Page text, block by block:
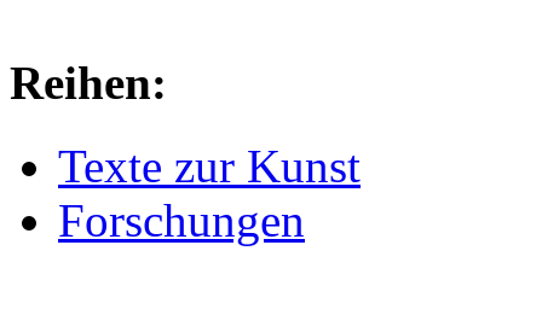
Reihen:
Texte zur Kunst
Forschungen